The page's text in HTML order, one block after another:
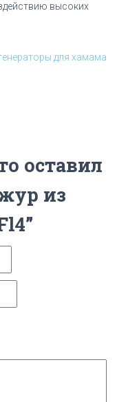
высоких
для хамама
оставил
из